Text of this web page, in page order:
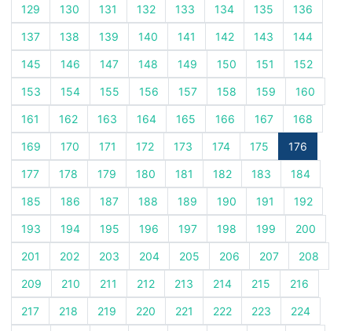
129 130 131 132 133 134 135 136
137 138 139 140 141 142 143 144
145 146 147 148 149 150 151 152
153 154 155 156 157 158 159 160
161 162 163 164 165 166 167 168
169 170 171 172 173 174 175 176
177 178 179 180 181 182 183 184
185 186 187 188 189 190 191 192
193 194 195 196 197 198 199 200
201 202 203 204 205 206 207 208
209 210 211 212 213 214 215 216
217 218 219 220 221 222 223 224